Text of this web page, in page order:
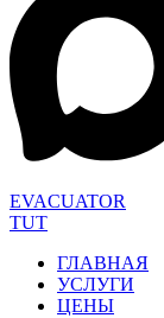
EVACUATOR
TUT
ГЛАВНАЯ
УСЛУГИ
ЦЕНЫ